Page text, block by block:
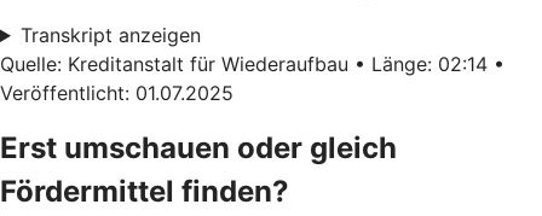
Transkript anzeigen
Quelle: Kreditanstalt für Wiederaufbau • Länge: 02:14 •
Veröffentlicht: 01.07.2025
Erst umschauen oder gleich
Fördermittel finden?